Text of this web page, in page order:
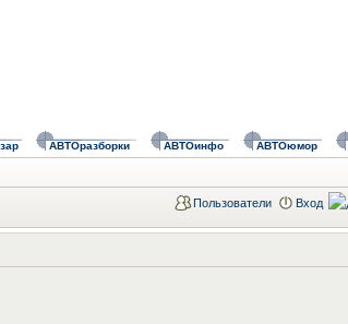
АВТОразборки АВТОинфо АВТОюмор
Пользователи Вход